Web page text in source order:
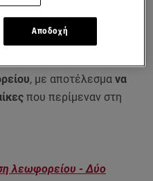
, όταν αυτοκίνητο
, με αποτέλεσμα να
που περίμεναν στη
λεωφορείου - Δύο
Αποδοχή